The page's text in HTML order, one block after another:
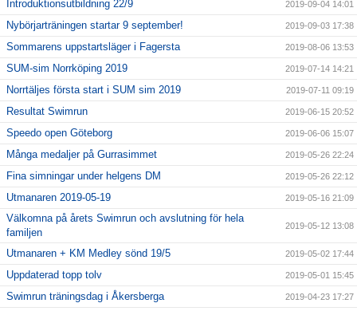
Introduktionsutbildning 22/9 2019-09-04 14:01
Nybörjarträningen startar 9 september! 2019-09-03 17:38
Sommarens uppstartsläger i Fagersta 2019-08-06 13:53
SUM-sim Norrköping 2019 2019-07-14 14:21
Norrtäljes första start i SUM sim 2019 2019-07-11 09:19
Resultat Swimrun 2019-06-15 20:52
Speedo open Göteborg 2019-06-06 15:07
Många medaljer på Gurrasimmet 2019-05-26 22:24
Fina simningar under helgens DM 2019-05-26 22:12
Utmanaren 2019-05-19 2019-05-16 21:09
Välkomna på årets Swimrun och avslutning för hela
familjen
2019-05-12 13:08
Utmanaren + KM Medley sönd 19/5 2019-05-02 17:44
Uppdaterad topp tolv 2019-05-01 15:45
Swimrun träningsdag i Åkersberga 2019-04-23 17:27